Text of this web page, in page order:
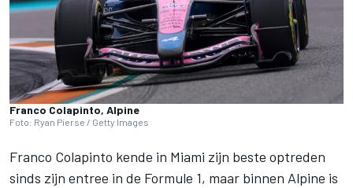
Franco Colapinto, Alpine
Foto: Ryan Pierse / Getty Images
Franco Colapinto kende in Miami zijn beste optreden
sinds zijn entree in de Formule 1, maar binnen Alpine is